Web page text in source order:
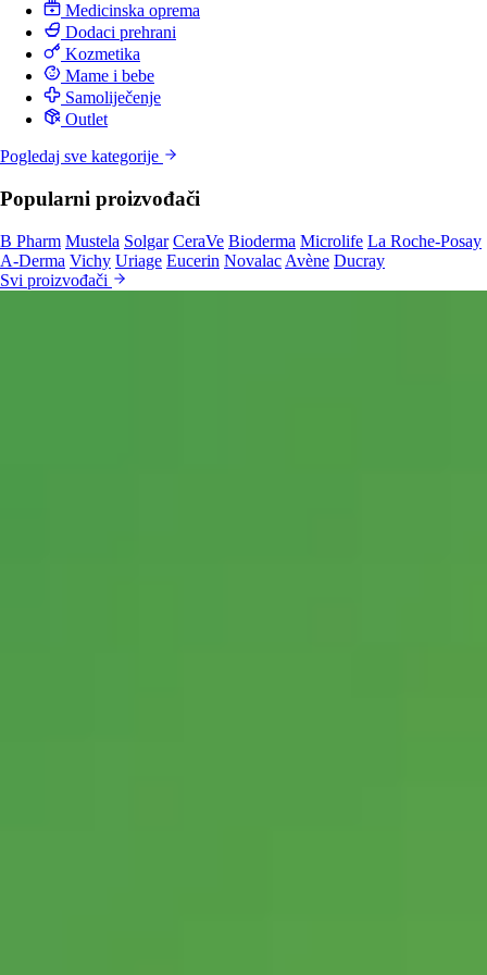
Medicinska oprema
Dodaci prehrani
Kozmetika
Mame i bebe
Samoliječenje
Outlet
Pogledaj sve kategorije
Popularni proizvođači
B Pharm Mustela Solgar CeraVe Bioderma Microlife La Roche-Posay
A-Derma Vichy Uriage Eucerin Novalac Avène Ducray
Svi proizvođači